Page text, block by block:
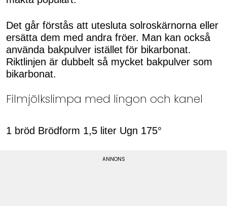
Det går förstås att utesluta solroskärnorna eller
ersätta dem med andra fröer. Man kan också
använda bakpulver istället för bikarbonat.
Riktlinjen är dubbelt så mycket bakpulver som
bikarbonat.
Filmjölkslimpa med lingon och kanel
1 bröd Brödform 1,5 liter Ugn 175°